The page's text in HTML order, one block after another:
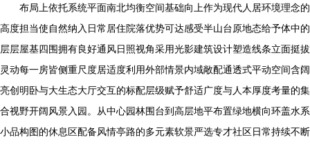
布局上依托系统平面南北均衡空间基础向上作为现代人居环境理念的
高度担当使自然纳入日常居住院落优势可达感受半山台原地态给予体中的
层层屋基四围拥有良好通风日照视角采用光影建筑设计塑造线条立面挺拔
灵动每一房皆侧重尺度居适度利用外部情景内域敞配通透式平动空间含阔
亮创明卧与大生态大厅交互的标配层级赋予舒适广度与人本厚度考量的集
合视野开阔风景入园。从中心园林围台到高层地平布置绿地横向环盖水系
小品构图的休息区配备风情亭路的多元素软景严选专才社区日常持续不断